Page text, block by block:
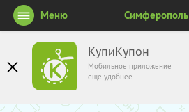
КупиКупон
Мобильное приложение
ещё удобнее
Меню Симферополь